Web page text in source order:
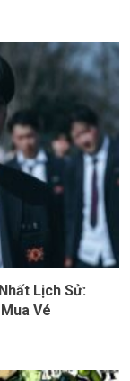
Lịch Sử:
Vé